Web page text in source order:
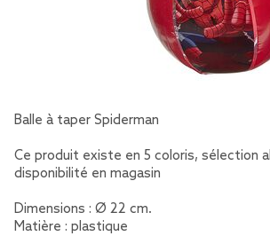
Balle à taper Spiderman
Ce produit existe en 5 coloris, sélection
disponibilité en magasin
Dimensions : Ø 22 cm.
Matière : plastique